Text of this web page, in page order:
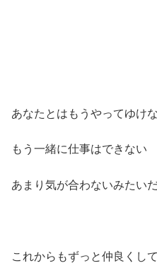
あなたとはもうやってゆけ
もう一緒に仕事はできない
あまり気が合わないみたい
これからもずっと仲良くし